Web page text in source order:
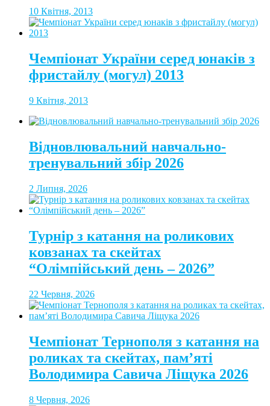
10 Квітня, 2013
Чемпіонат України серед юнаків з
фристайлу (могул) 2013
9 Квітня, 2013
Відновлювальний навчально-
тренувальний збір 2026
2 Липня, 2026
Турнір з катання на роликових
ковзанах та скейтах
“Олімпійський день – 2026”
22 Червня, 2026
Чемпіонат Тернополя з катання на
роликах та скейтах, пам’яті
Володимира Савича Ліщука 2026
8 Червня, 2026